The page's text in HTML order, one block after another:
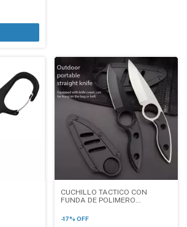
CUCHILLO TACTICO CON
FUNDA DE POLIMERO
-17% OFF